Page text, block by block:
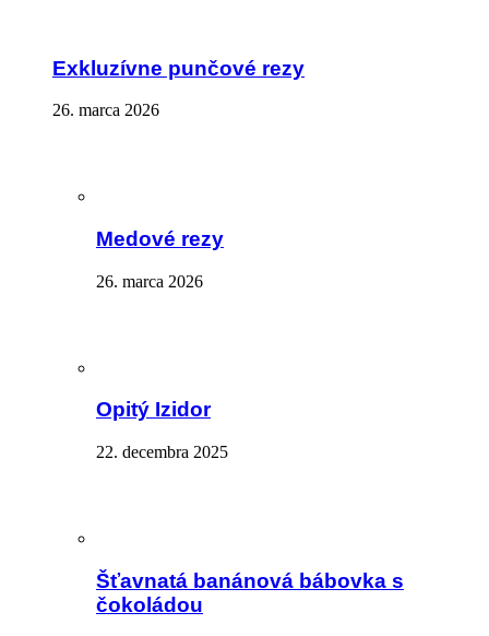
Exkluzívne punčové rezy
26. marca 2026
Medové rezy
26. marca 2026
Opitý Izidor
22. decembra 2025
Šťavnatá banánová bábovka s
čokoládou